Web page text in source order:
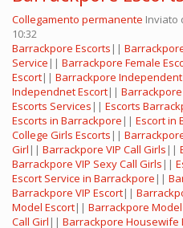
Collegamento permanente Inviato
10:32
Barrackpore Escorts ||
Service || Barrackpore Female
Escort|| Barrackpore Independent
Independnet Escort||
Escorts Services || Escorts
Escorts in Barrackpore || Escort in
College Girls Escorts ||
Girl || Barrackpore VIP Call Girls ||
Barrackpore VIP Sexy Call Girls ||
Escort Service in Barrackpore ||
Barrackpore VIP Escort||
Model Escort|| Barrackpore Model
Call Girl || Barrackpore Housewife